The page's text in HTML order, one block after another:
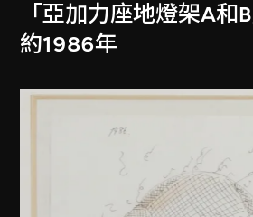
「亞加力座地燈架A和
約1986年